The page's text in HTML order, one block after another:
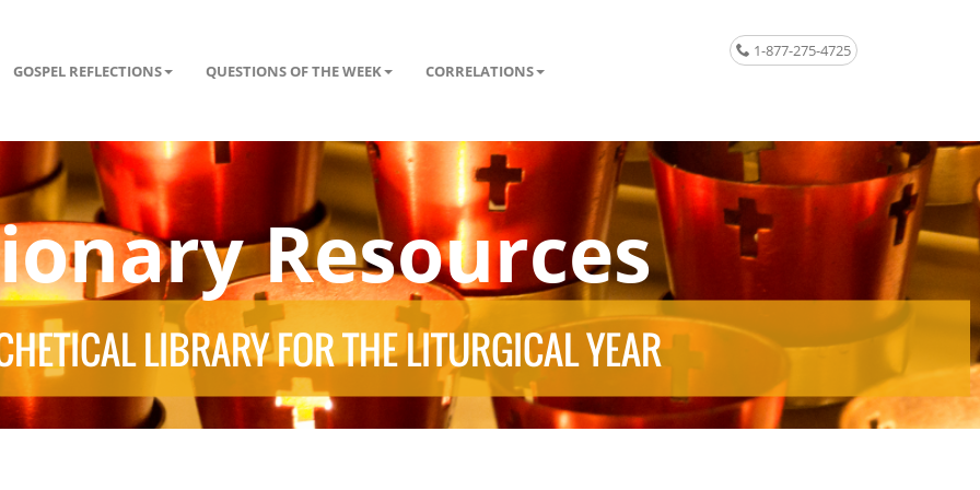
GOSPEL REFLECTIONS QUESTIONS OF THE WEEK CORRELATIONS
1-877-275-4725
Resources
LIBRARY FOR THE LITURGICAL YEAR